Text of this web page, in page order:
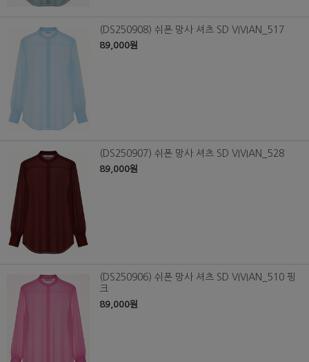
(DS250908) 쉬폰 망사 셔츠 SD VIVIAN_517
89,000원
(DS250907) 쉬폰 망사 셔츠 SD VIVIAN_528
89,000원
(DS250906) 쉬폰 망사 셔츠 SD VIVIAN_510 핑
크
89,000원